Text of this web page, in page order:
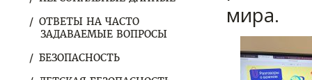
ОТВЕТЫ НА ЧАСТО
ЗАДАВАЕМЫЕ ВОПРОСЫ
БЕЗОПАСНОСТЬ
мира.